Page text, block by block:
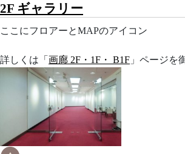
2F ギャラリー
ここにフロアーとMAPのアイコン
詳しくは「 画廊 2F・1F・ B1F 」ページを